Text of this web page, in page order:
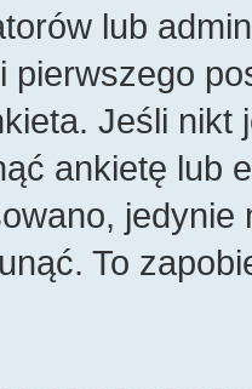
lub
pierwszego
Jeśli nikt
ankietę lub
To